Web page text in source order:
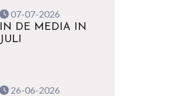
07-07-2026
IN DE MEDIA IN
JULI
26-06-2026